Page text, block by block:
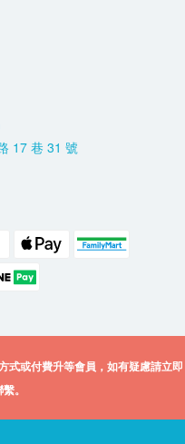
17 巷 31 號
式或付費升等會員，如有疑慮請立即
。